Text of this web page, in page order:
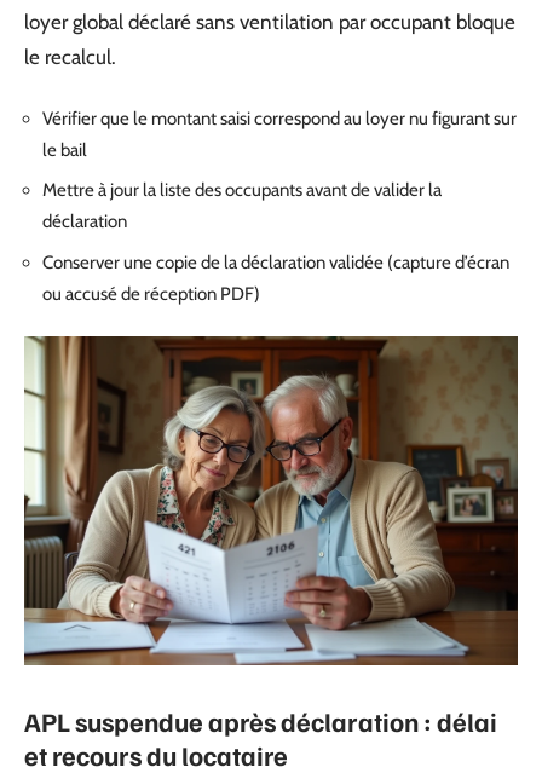
loyer global déclaré sans ventilation par occupant bloque
le recalcul.
Vérifier que le montant saisi correspond au loyer nu figurant sur
le bail
Mettre à jour la liste des occupants avant de valider la
déclaration
Conserver une copie de la déclaration validée (capture d’écran
ou accusé de réception PDF)
APL suspendue après déclaration : délai
et recours du locataire